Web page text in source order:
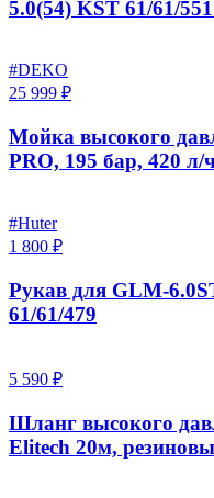
5.0(54) KST 61/61/
#DEKO
25 999 ₽
Мойка высокого
PRO, 195 бар, 420 л/
#Huter
1 800 ₽
Рукав для GLM-
61/61/479
5 590 ₽
Шланг высокого
Elitech 20м,